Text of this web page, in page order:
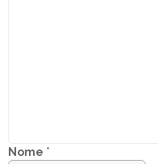
Nome *